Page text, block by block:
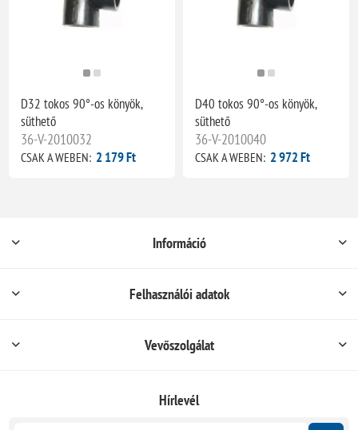
D32 tokos 90°-os könyök,
süthető
36-V-2010032
CSAK A WEBEN: 2 179 Ft
D40 tokos 90°-os könyök,
süthető
36-V-2010040
CSAK A WEBEN: 2 972 Ft
Információ
Felhasználói adatok
Vevőszolgálat
Hírlevél